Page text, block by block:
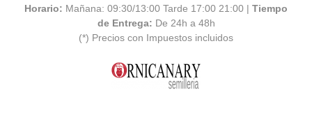
Horario: Mañana: 09:30/13:00 Tarde 17:00 21:00 | Tiempo
de Entrega: De 24h a 48h
(*) Precios con Impuestos incluidos